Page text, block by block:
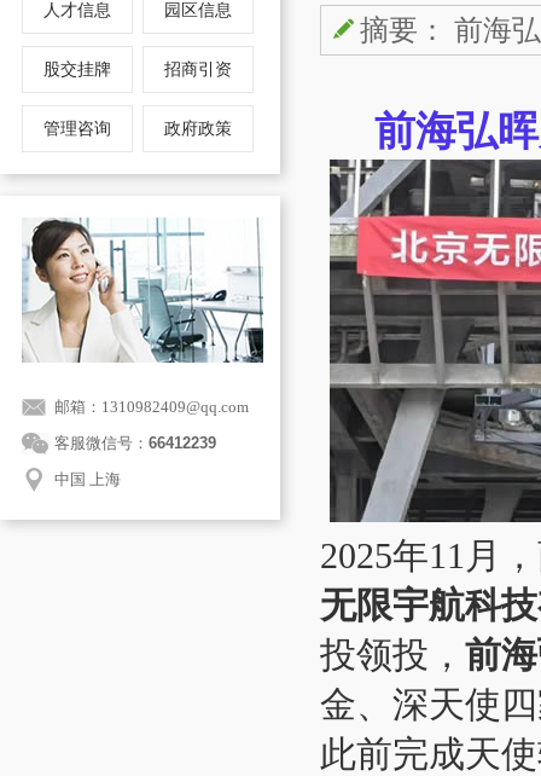
人才信息 园区信息
股交挂牌 招商引资
管理咨询 政府政策
邮箱：1310982409@qq.com
客服微信号：66412239
中国 上海
摘要： 前海
前海弘
2025年11月
无限宇航科
投领投， 前
金、深天使
此前完成天